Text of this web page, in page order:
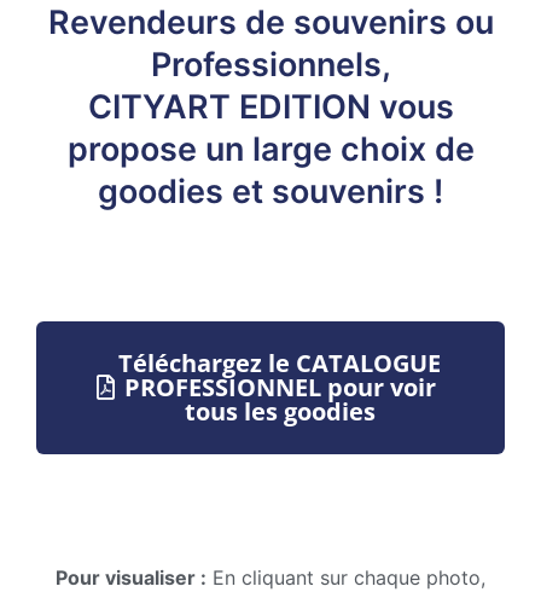
Revendeurs de souvenirs ou
Professionnels,
CITYART EDITION vous
propose un large choix de
goodies et souvenirs !
Téléchargez le CATALOGUE
PROFESSIONNEL pour voir
tous les goodies
Pour visualiser : En cliquant sur chaque photo,